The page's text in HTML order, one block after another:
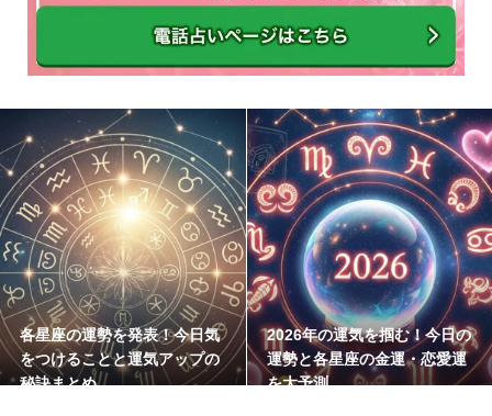
各星座の運勢を発表！今日気
をつけることと運気アップの
秘訣まとめ
2026年の運気を掴む！今日の
運勢と各星座の金運・恋愛運
を大予測